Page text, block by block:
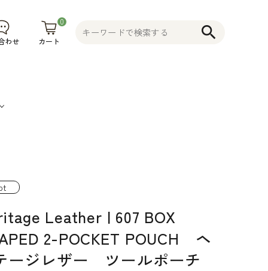
わせ
0
カート
search
物
食
品
そ
の
他
Leather | 607 BOX
2-POCKET POUCH ヘ
ージレザー ツールポーチ